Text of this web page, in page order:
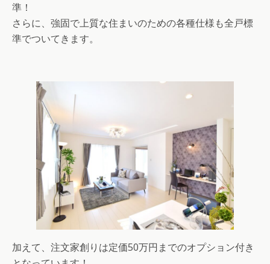
準！
さらに、強固で上質な住まいのための各種仕様も全戸標
準でついてきます。
加えて、注文家創りは定価50万円までのオプション付き